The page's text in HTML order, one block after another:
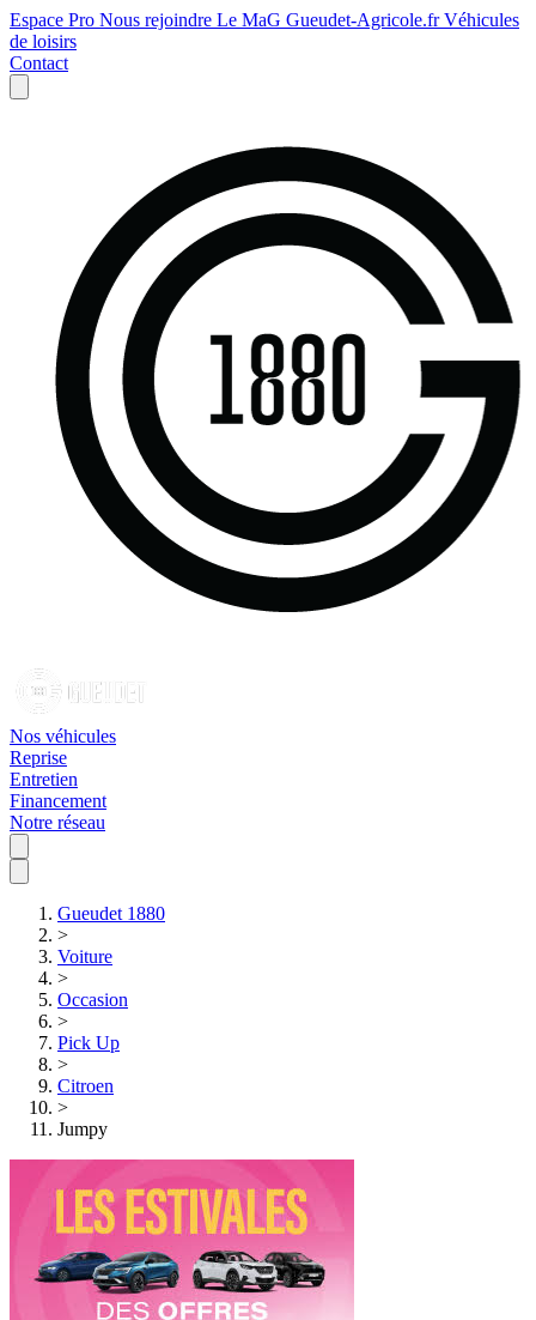
Espace Pro Nous rejoindre Le MaG Gueudet-Agricole.frVéhicules
de loisirs
Contact
Nos véhicules
Reprise
Entretien
Financement
Notre réseau
Gueudet 1880
>
Voiture
>
Occasion
>
Pick Up
>
Citroen
>
Jumpy